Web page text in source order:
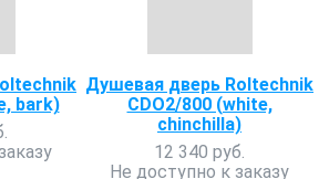
bark)
Душевая дверь Roltechnik
CDO2/800 (white,
chinchilla)
12 340 руб.
Не доступно к заказу